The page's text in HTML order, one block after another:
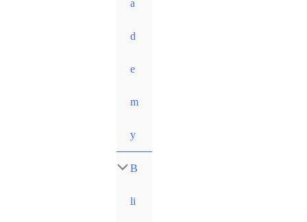
a
d
e
m
y
B
li